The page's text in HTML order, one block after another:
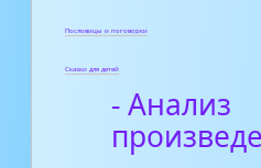
Пословицы и поговорки
Сказки для детей
- Анализ